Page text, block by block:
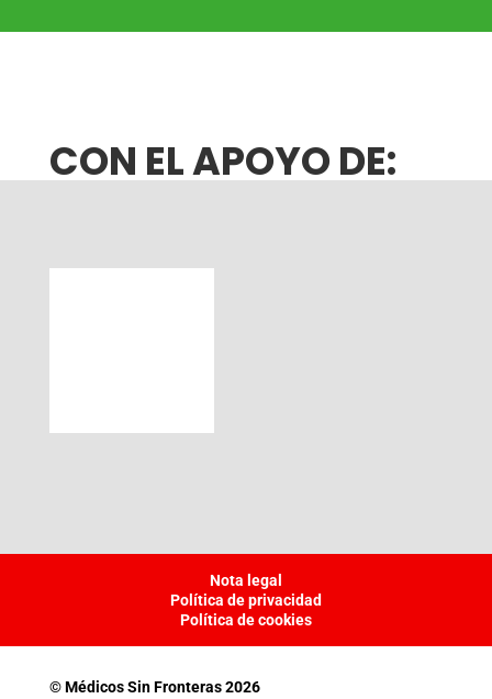
CON EL APOYO DE:
© Médicos Sin Fronteras 2026
Nota legal
Política de privacidad
Política de cookies